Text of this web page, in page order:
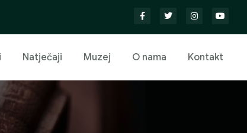
Natječaji Muzej O nama Kontakt